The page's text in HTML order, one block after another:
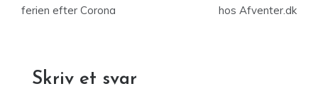
ferien efter Corona
hos Afventer.dk
Skriv et svar